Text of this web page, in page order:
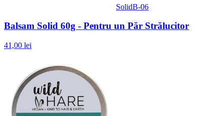
SolidB-06
Balsam Solid 60g - Pentru un Păr Strălucitor
41,00 lei